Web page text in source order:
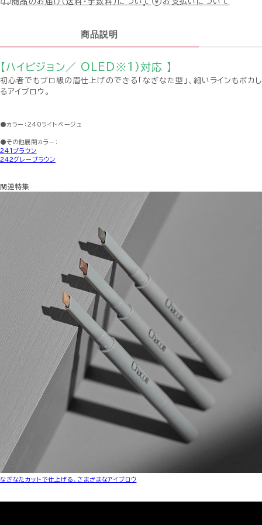
商品説明
【ハイビジョン／ OLED※1)対応 】
初心者でもプロ級の眉仕上げのできる「なぎなた型」、細いラインもボカ
るアイブロウ。
●カラー：240ライトベージュ
●その他展開カラー：
241ブラウン
242グレーブラウン
関連特集
なぎなたカットで仕上げる、さまざまなアイブロウ